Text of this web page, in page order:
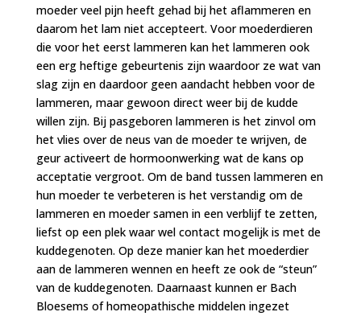
moeder veel pijn heeft gehad bij het aflammeren en
daarom het lam niet accepteert. Voor moederdieren
die voor het eerst lammeren kan het lammeren ook
een erg heftige gebeurtenis zijn waardoor ze wat van
slag zijn en daardoor geen aandacht hebben voor de
lammeren, maar gewoon direct weer bij de kudde
willen zijn. Bij pasgeboren lammeren is het zinvol om
het vlies over de neus van de moeder te wrijven, de
geur activeert de hormoonwerking wat de kans op
acceptatie vergroot. Om de band tussen lammeren en
hun moeder te verbeteren is het verstandig om de
lammeren en moeder samen in een verblijf te zetten,
liefst op een plek waar wel contact mogelijk is met de
kuddegenoten. Op deze manier kan het moederdier
aan de lammeren wennen en heeft ze ook de “steun”
van de kuddegenoten. Daarnaast kunnen er Bach
Bloesems of homeopathische middelen ingezet